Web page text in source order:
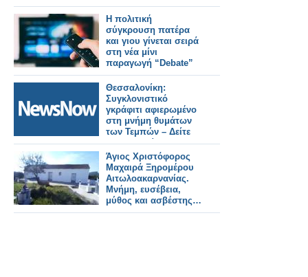
Η πολιτική
σύγκρουση πατέρα
και γιου γίνεται σειρά
στη νέα μίνι
παραγωγή “Debate”
Θεσσαλονίκη:
Συγκλονιστικό
γκράφιτι αφιερωμένο
στη μνήμη θυμάτων
των Τεμπών – Δείτε
φωτογραφίες
Άγιος Χριστόφορος
Μαχαιρά Ξηρομέρου
Αιτωλοακαρνανίας.
Μνήμη, ευσέβεια,
μύθος και ασβέστης…